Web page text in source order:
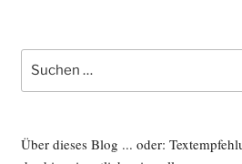
Suche
nach:
Über dieses Blog ... oder: